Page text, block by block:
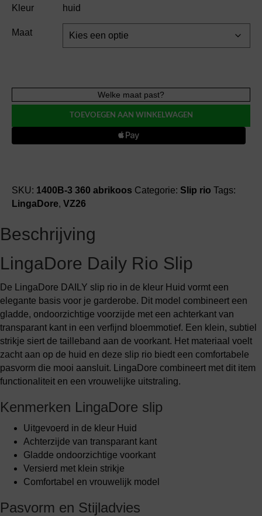
Kleur huid
Maat
DAILY
aantal
Welke maat past?
TOEVOEGEN AAN WINKELWAGEN
SKU: 1400B-3 360 abrikoos Categorie: Slip rio Tags:
LingaDore, VZ26
Beschrijving
LingaDore Daily Rio Slip
De LingaDore DAILY slip rio in de kleur Huid vormt een
elegante basis voor je garderobe. Dit model combineert een
gladde, ondoorzichtige voorzijde met een achterkant van
transparant kant in een verfijnd bloemmotief. Een klein, subtiel
strikje siert de tailleband aan de voorkant. Het materiaal voelt
zacht aan op de huid en deze slip rio biedt een comfortabele
pasvorm die mooi aansluit. LingaDore combineert met dit item
functionaliteit en een vrouwelijke uitstraling.
Kenmerken LingaDore slip
Uitgevoerd in de kleur Huid
Achterzijde van transparant kant
Gladde ondoorzichtige voorkant
Versierd met klein strikje
Comfortabel en vrouwelijk model
Pasvorm en Stijladvies